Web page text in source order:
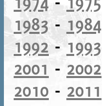
1983- 1984
1992-1993
2001 - 2002
2010 - 2011